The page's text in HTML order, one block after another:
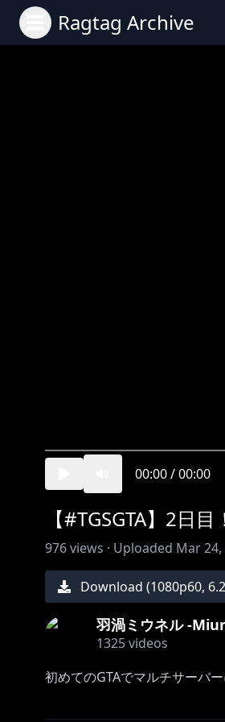
Ragtag Archive
00:00/00:00
【#TGSGTA】2日
976views · Uploaded Mar 24,
Download (1080p60,
羽渦ミウネル -
1325videos
初めてのGTAでマルチサーバ
前：https://youtube.com/live/